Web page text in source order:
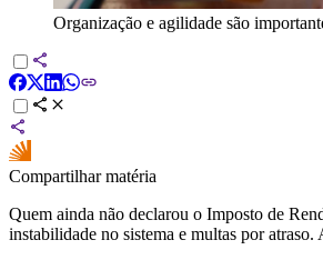
Organização e agilidade são
Compartilhar matéria
Quem ainda não declarou o Imposto de
instabilidade no sistema e multas por